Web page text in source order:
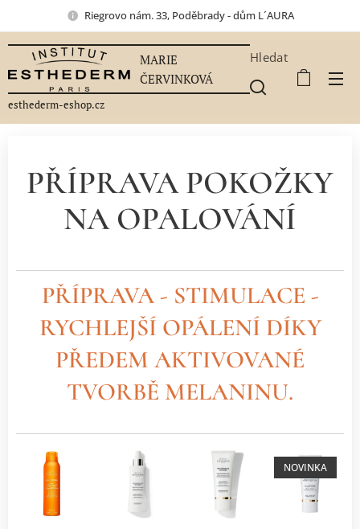
Riegrovo nám. 33, Poděbrady - dům L´AURA
MARIE
ČERVINKOVÁ
esthederm-eshop.cz
Hledat
PŘÍPRAVA POKOŽKY
NA OPALOVÁNÍ
PŘÍPRAVA - STIMULACE -
RYCHLEJŠÍ OPÁLENÍ DÍKY
PŘEDEM AKTIVOVANÉ
TVORBĚ MELANINU.
NOVINKA